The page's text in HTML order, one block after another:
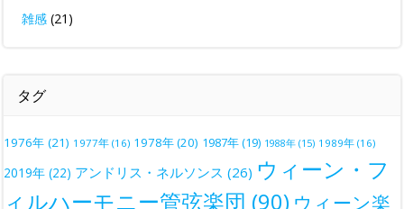
雑感 (21)
タグ
1976年 (21) 1977年 (16) 1978年(20) 1987年(19) 1988年 (15) 1989年 (16)
2019年 (22) アンドリス・ネルソンス (26) ウィーン・フ
ィルハーモニー管弦楽団 (90) ウィーン楽